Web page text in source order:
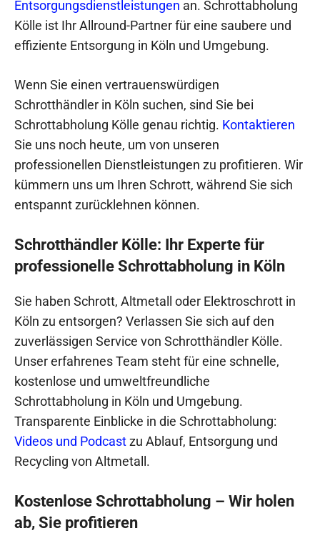
Entsorgungsdienstleistungen an. Schrottabholung
Kölle ist Ihr Allround-Partner für eine saubere und
effiziente Entsorgung in Köln und Umgebung.
Wenn Sie einen vertrauenswürdigen
Schrotthändler in Köln suchen, sind Sie bei
Schrottabholung Kölle genau richtig. Kontaktieren
Sie uns noch heute, um von unseren
professionellen Dienstleistungen zu profitieren. Wir
kümmern uns um Ihren Schrott, während Sie sich
entspannt zurücklehnen können.
Schrotthändler Kölle: Ihr Experte für
professionelle Schrottabholung in Köln
Sie haben Schrott, Altmetall oder Elektroschrott in
Köln zu entsorgen? Verlassen Sie sich auf den
zuverlässigen Service von Schrotthändler Kölle.
Unser erfahrenes Team steht für eine schnelle,
kostenlose und umweltfreundliche
Schrottabholung in Köln und Umgebung.
Transparente Einblicke in die Schrottabholung:
Videos und Podcastzu Ablauf, Entsorgung und
Recycling von Altmetall.
Kostenlose Schrottabholung – Wir holen
ab, Sie profitieren